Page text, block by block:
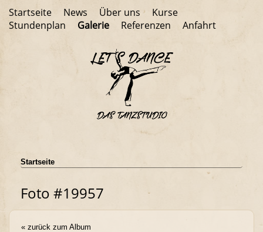
Startseite News Über uns
Kurse
Stundenplan
Galerie Referenzen Anfahrt
Startseite
Foto #19957
« zurück zum Album